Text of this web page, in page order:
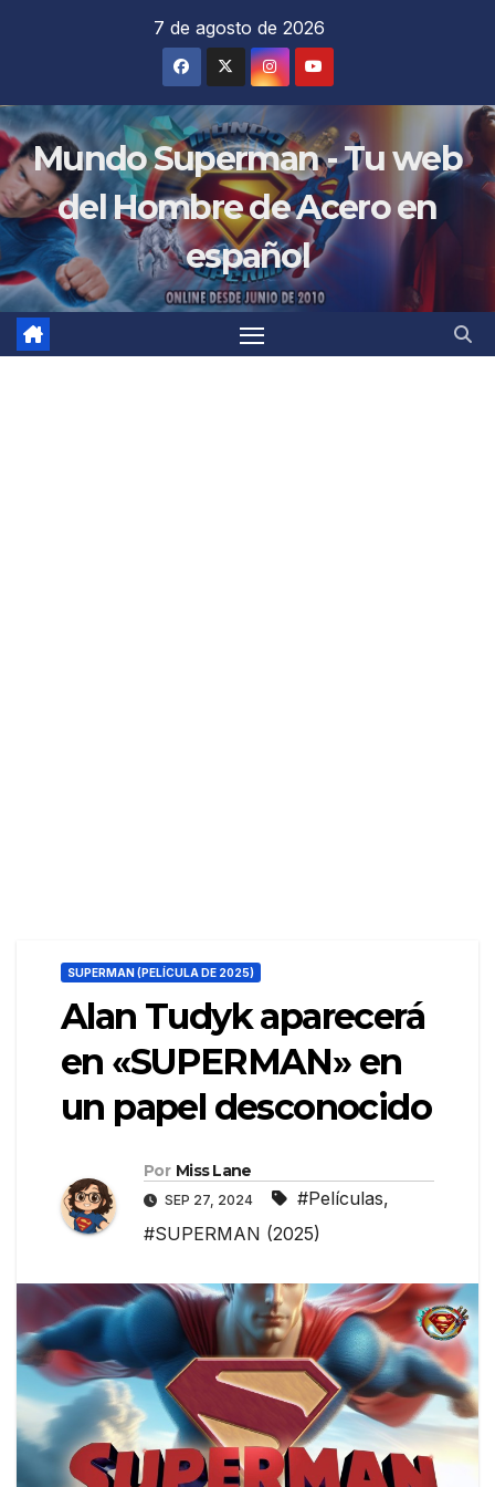
7 de agosto de 2026
Mundo Superman - Tu web
del Hombre de Acero en
español
SUPERMAN (PELÍCULA DE 2025)
Alan Tudyk aparecerá
en «SUPERMAN» en
un papel desconocido
Por Miss Lane
SEP 27, 2024 #Películas,
#SUPERMAN (2025)